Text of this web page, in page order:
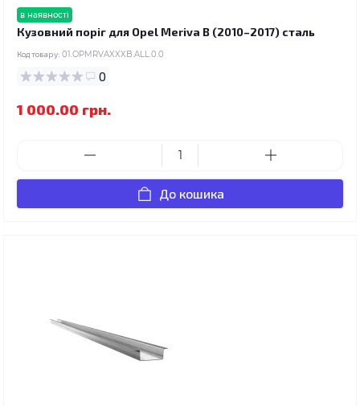
в наявності
Кузовний поріг для Opel Meriva B (2010–2017) сталь
Код товару: 01.OPMRVAXXXB.ALL.0.0
0
1 000.00 грн.
До кошика